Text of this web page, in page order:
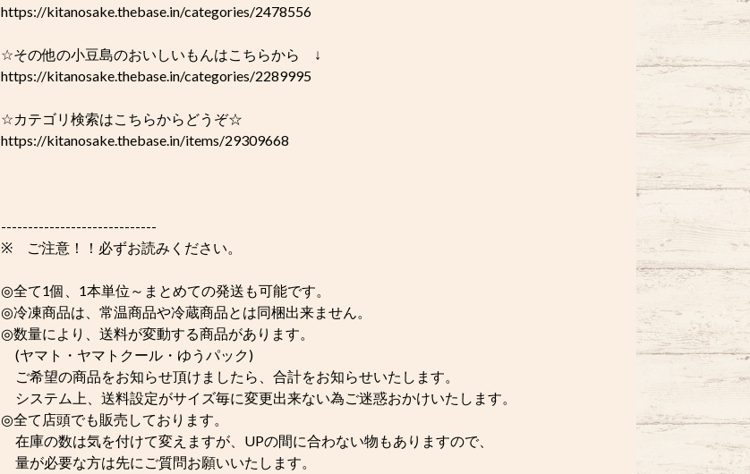
https://kitanosake.thebase.in/categories/2478556
☆その他の小豆島のおいしいもんはこちらから ↓
https://kitanosake.thebase.in/categories/2289995
☆カテゴリ検索はこちらからどうぞ☆
https://kitanosake.thebase.in/items/29309668
-----------------------------
※ ご注意！！必ずお読みください。
◎全て1個、1本単位～まとめての発送も可能です。
◎冷凍商品は、常温商品や冷蔵商品とは同梱出来ません。
◎数量により、送料が変動する商品があります。
(ヤマト・ヤマトクール・ゆうパック)
ご希望の商品をお知らせ頂けましたら、合計をお知らせいたします。
システム上、送料設定がサイズ毎に変更出来ない為ご迷惑おかけいたします。
◎全て店頭でも販売しております。
在庫の数は気を付けて変えますが、UPの間に合わない物もありますので、
量が必要な方は先にご質問お願いいたします。